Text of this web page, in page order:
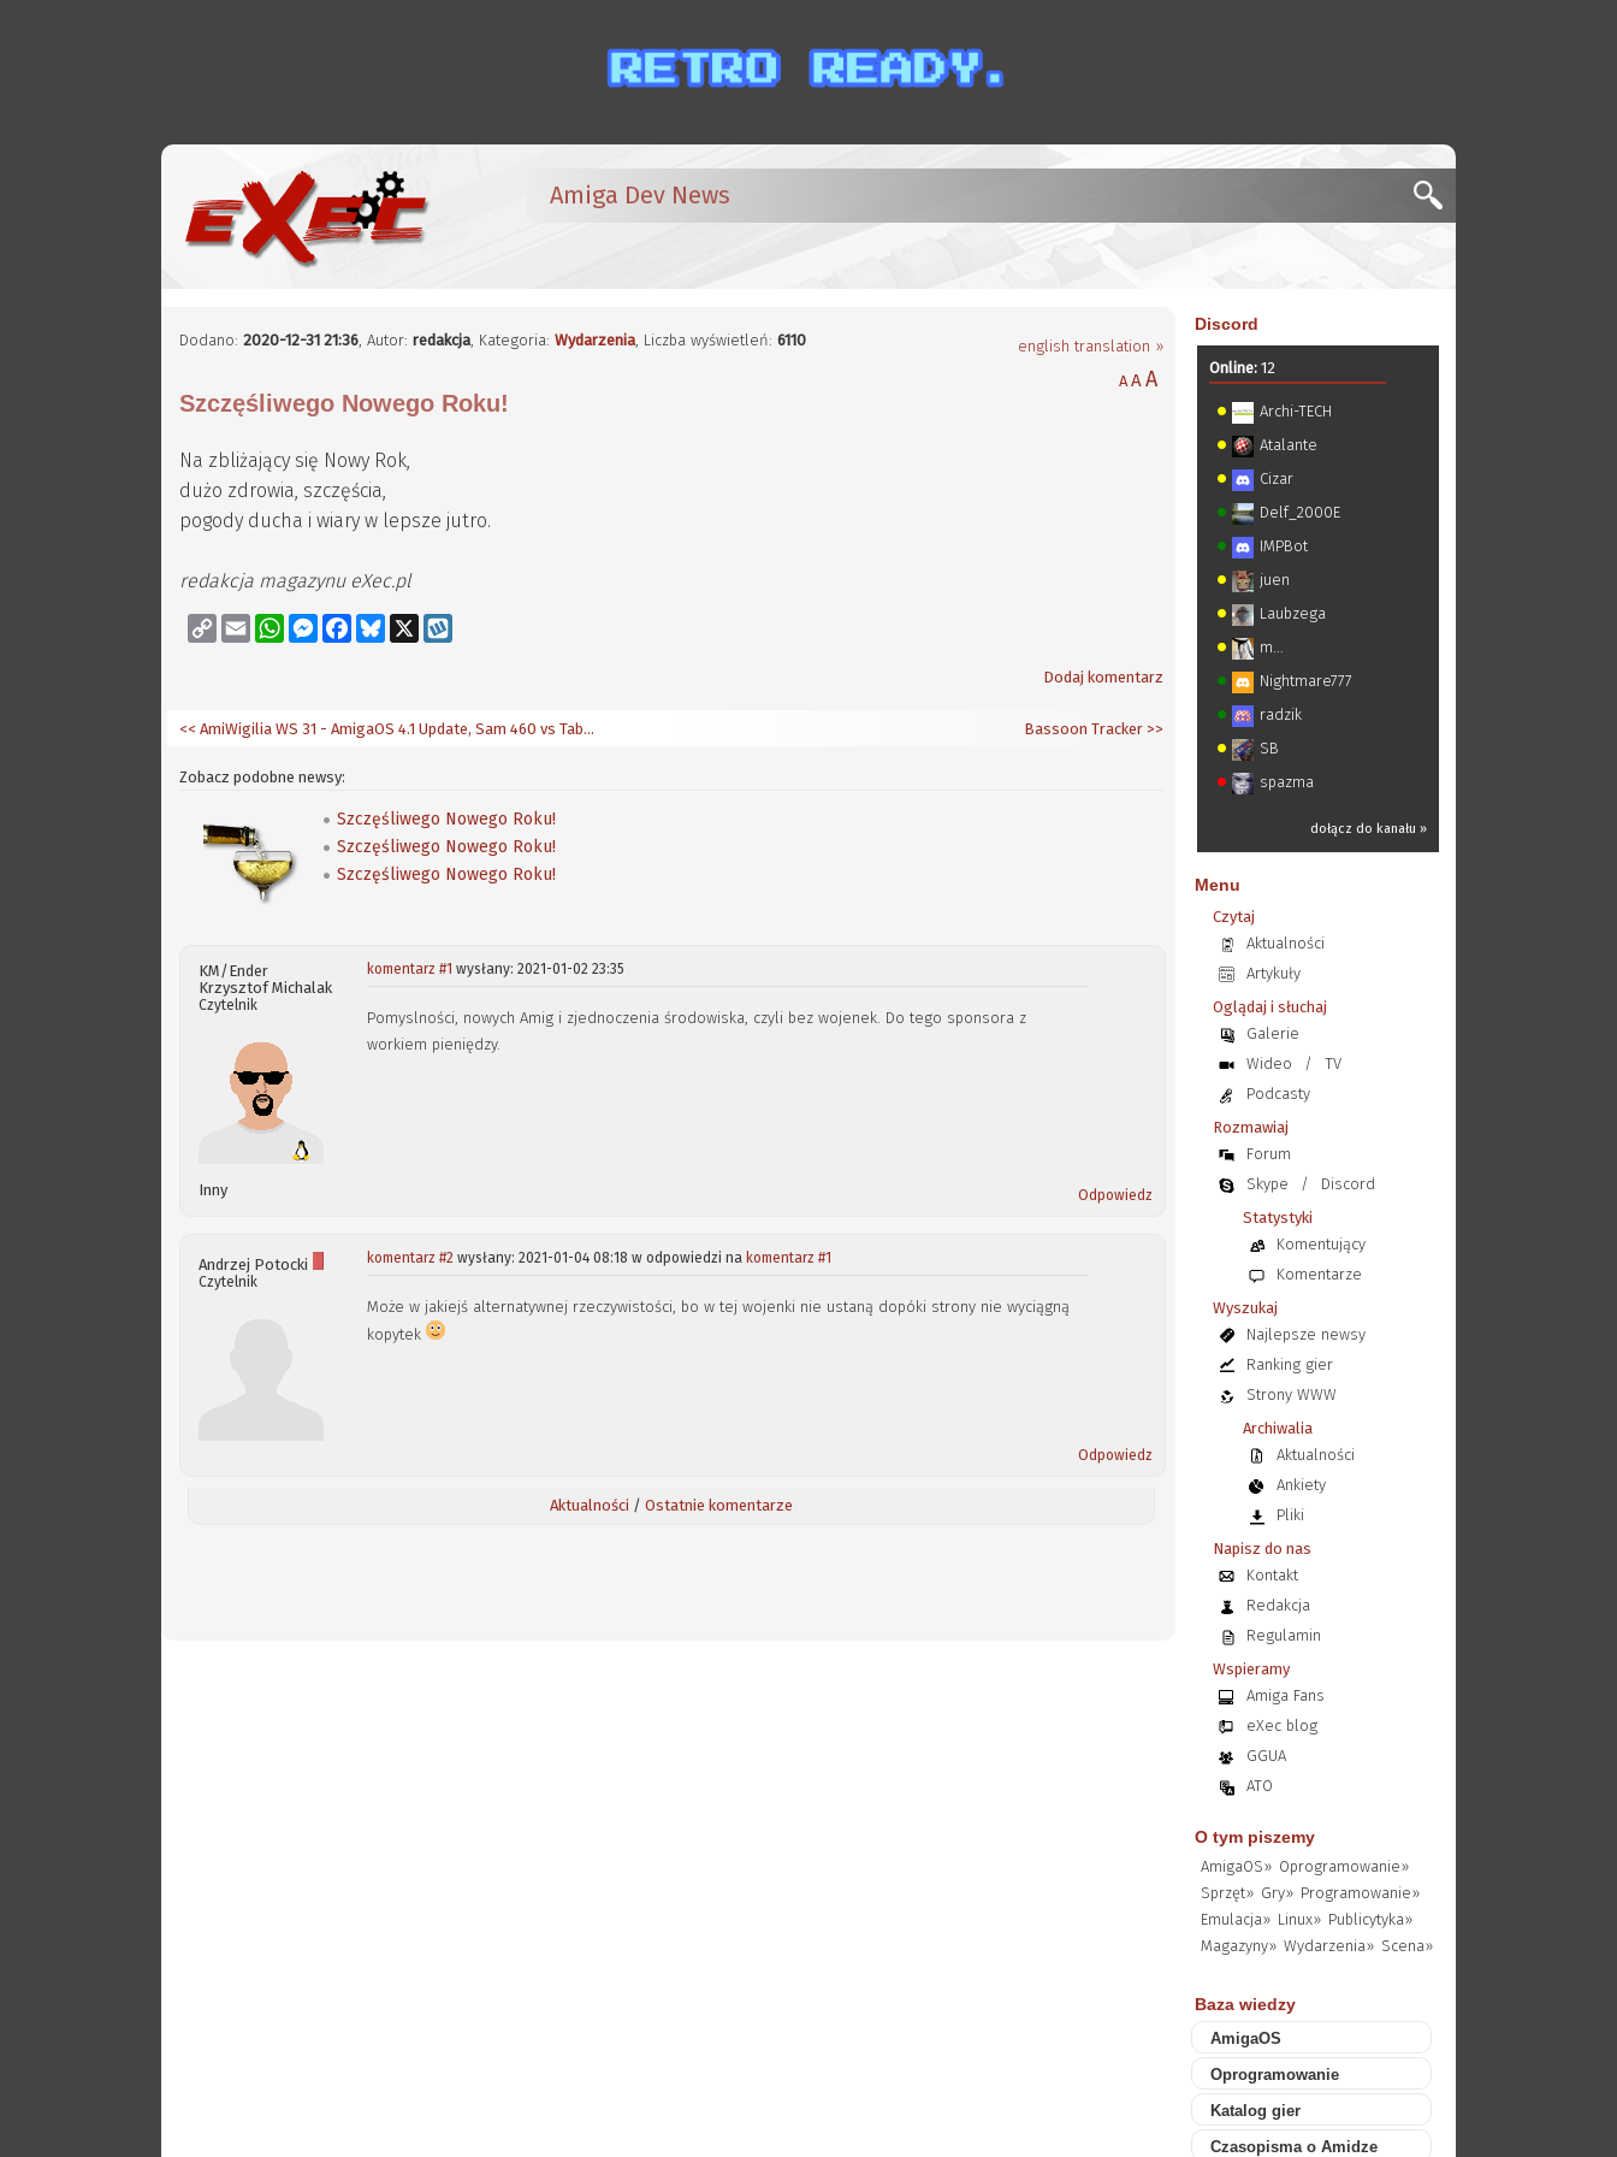
Amiga Dev News
Dodano:2020-12-31 21:36,Autor:redakcja, Kategoria:Wydarzenia, Liczba wyświetleń:6110
english translation »
A AA
Szczęśliwego Nowego Roku!
Na zbliżający się Nowy Rok,
dużo zdrowia, szczęścia,
pogody ducha i wiary w lepsze jutro.
redakcja magazynu eXec.pl
Copy
Link
Email WhatsAppMessenger
FacebookBluesky
X
Dodaj komentarz
Bassoon Tracker>>
<< AmiWigilia WS 31 - AmigaOS 4.1 Update, Sam 460 vs Tabor, Cyberpunk 2077
Zobacz podobne newsy:
Szczęśliwego Nowego Roku!
Szczęśliwego Nowego Roku!
Szczęśliwego Nowego Roku!
KM/Ender
Krzysztof Michalak
Czytelnik
Inny
komentarz #1 wysłany: 2021-01-02 23:35
Pomyslności, nowych Amig i zjednoczenia środowiska, czyli bez wojenek. Do tego sponsora z
workiem pieniędzy.
Odpowiedz
Andrzej Potocki
Czytelnik
komentarz #2 wysłany: 2021-01-04 08:18 w odpowiedzi na komentarz #1
Może w jakiejś alternatywnej rzeczywistości, bo w tej wojenki nie ustaną dopóki strony nie wyciągną
kopytek
Odpowiedz
Aktualności / Ostatnie komentarze
Discord
Online:12
Archi-TECH
Atalante
Cizar
Delf_2000E
IMPBot
juen
Laubzega
m...
Nightmare777
radzik
SB
spazma
dołącz do kanału »
Menu
Czytaj
Aktualności
Artykuły
Oglądaj i słuchaj
Galerie
Wideo
/
TV
Podcasty
Rozmawiaj
Forum
Skype
/
Discord
Statystyki
Komentujący
Komentarze
Wyszukaj
Najlepsze newsy
Ranking gier
Strony WWW
Archiwalia
Aktualności
Ankiety
Pliki
Napisz do nas
Kontakt
Redakcja
Regulamin
Wspieramy
Amiga Fans
eXec blog
GGUA
ATO
O tym piszemy
AmigaOS» Oprogramowanie»
Sprzęt» Gry» Programowanie»
Emulacja» Linux» Publicytyka»
Magazyny» Wydarzenia» Scena»
Baza wiedzy
AmigaOS
Oprogramowanie
Katalog gier
Czasopisma o Amidze